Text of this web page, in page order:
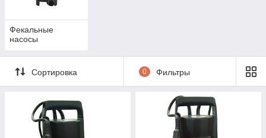
Фекальные
насосы
Сортировка 0 Фильтры